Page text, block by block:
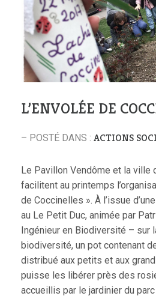
L’ENVOLÉE DE
– POSTÉ DANS : ACTIONS
Le Pavillon Vendôme et la ville
facilitent au printemps
de Coccinelles ». À l’issue
au Le Petit Duc, animée par
Ingénieur en Biodiversité – sur
biodiversité, un pot contenant
distribué aux petits et aux
puisse les libérer près des
accueillis par le jardinier du